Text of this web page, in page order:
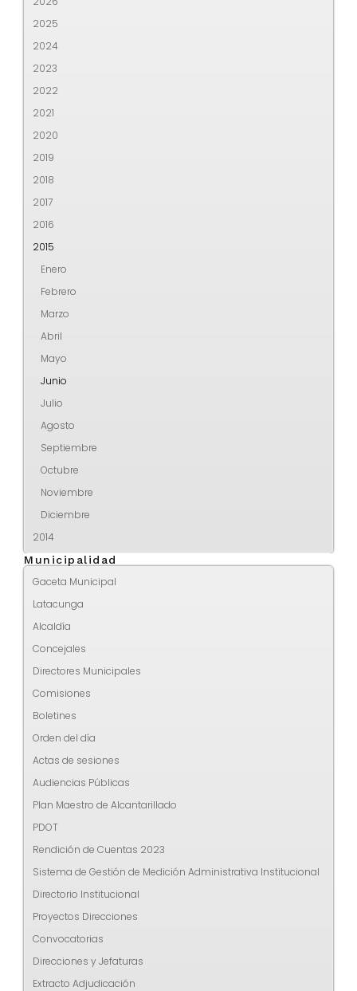
2025
2024
2023
2022
2021
2020
2019
2018
2017
2016
2015
Enero
Febrero
Marzo
Abril
Mayo
Junio
Julio
Agosto
Septiembre
Octubre
Noviembre
Diciembre
2014
Municipalidad
Gaceta Municipal
Latacunga
Alcaldía
Concejales
Directores Municipales
Comisiones
Boletines
Orden del día
Actas de sesiones
Audiencias Públicas
Plan Maestro de Alcantarillado
PDOT
Rendición de Cuentas 2023
Sistema de Gestión de Medición Administrativa Institucional
Directorio Institucional
Proyectos Direcciones
Convocatorias
Direcciones y Jefaturas
Extracto Adjudicación